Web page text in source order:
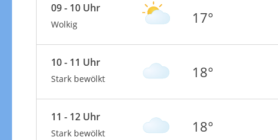
09 - 10 Uhr
Wolkig 17°
10 - 11 Uhr
Stark bewölkt 18°
11 - 12 Uhr
Stark bewölkt 18°
Gewitterrisiko in 3h
Zur Gewitterrisikokarte